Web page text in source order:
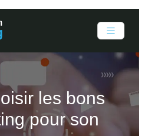
les bons
pour son